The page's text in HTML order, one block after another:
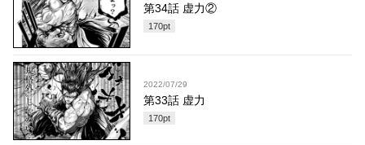
第34話 虚力②
170pt
2022/07/29
第33話 虚力
170pt